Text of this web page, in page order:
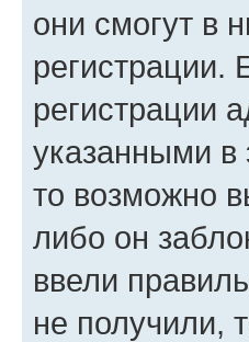
они смогут в
регистрации
указанными
то возможно
либо он
ввели
не получили,